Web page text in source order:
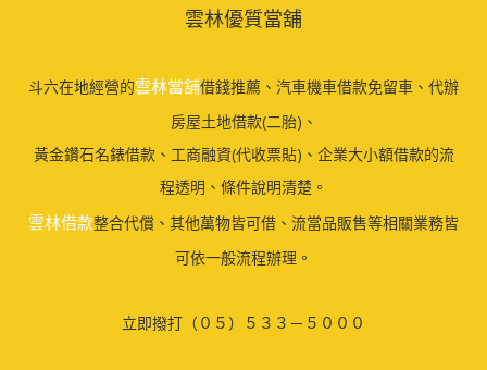
雲林優質當舖
斗六在地經營的雲林當舖借錢推薦、汽車機車借款免留車、代辦
房屋土地借款(二胎)、
黃金鑽石名錶借款、工商融資(代收票貼)、企業大小額借款的流
程透明、條件說明清楚。
雲林借款整合代償、其他萬物皆可借、流當品販售等相關業務皆
可依一般流程辦理。
立即撥打（０５）５３３－５０００